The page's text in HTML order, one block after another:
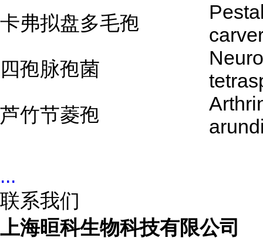
卡弗拟盘多毛孢
四孢脉孢菌
芦竹节菱孢
...
联系我们
上海晅科生物科技有限公司